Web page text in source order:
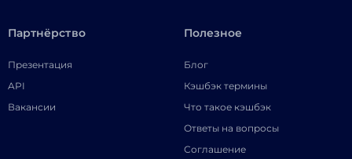
Партнёрство
Презентация
API
Вакансии
Полезное
Блог
Кэшбэк термины
Что такое кэшбэк
Ответы на вопросы
Соглашение